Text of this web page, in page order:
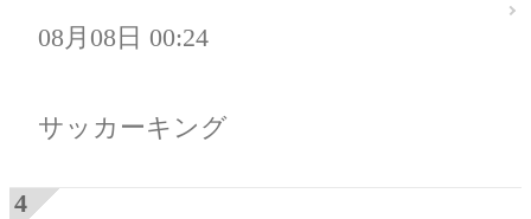
08月08日 00:24
サッカーキング